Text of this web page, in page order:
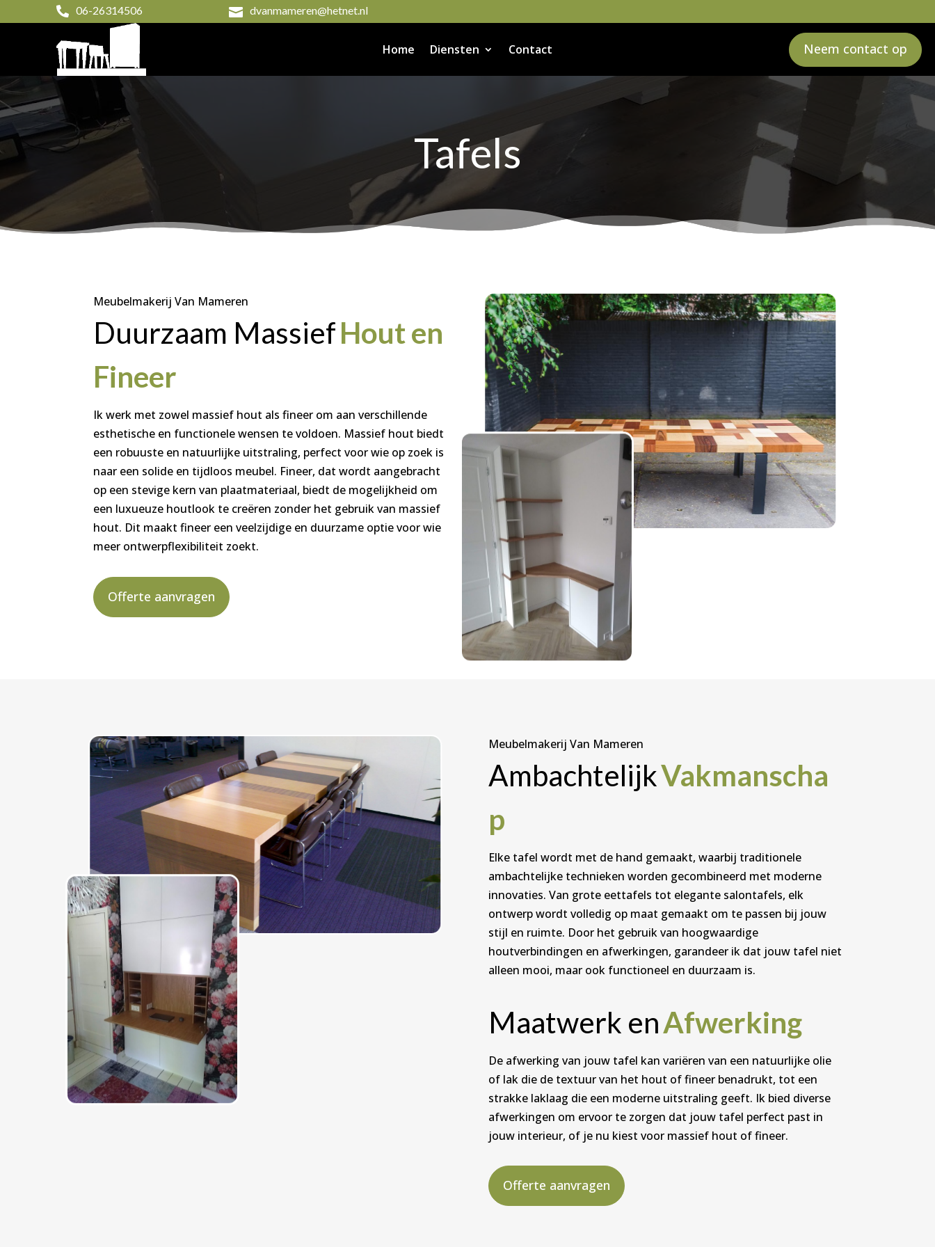
 06-26314506  dvanmameren@hetnet.nl
Home Diensten Contact Neem contact op
Tafels
Meubelmakerij Van Mameren
Duurzaam MassiefHout en
Fineer
Ik werk met zowel massief hout als fineer om aan verschillende
esthetische en functionele wensen te voldoen. Massief hout biedt
een robuuste en natuurlijke uitstraling, perfect voor wie op zoek is
naar een solide en tijdloos meubel. Fineer, dat wordt aangebracht
op een stevige kern van plaatmateriaal, biedt de mogelijkheid om
een luxueuze houtlook te creëren zonder het gebruik van massief
hout. Dit maakt fineer een veelzijdige en duurzame optie voor wie
meer ontwerpflexibiliteit zoekt.
Offerte aanvragen
Meubelmakerij Van Mameren
AmbachtelijkVakmanscha
p
Elke tafel wordt met de hand gemaakt, waarbij traditionele
ambachtelijke technieken worden gecombineerd met moderne
innovaties. Van grote eettafels tot elegante salontafels, elk
ontwerp wordt volledig op maat gemaakt om te passen bij jouw
stijl en ruimte. Door het gebruik van hoogwaardige
houtverbindingen en afwerkingen, garandeer ik dat jouw tafel niet
alleen mooi, maar ook functioneel en duurzaam is.
Maatwerk enAfwerking
De afwerking van jouw tafel kan variëren van een natuurlijke olie
of lak die de textuur van het hout of fineer benadrukt, tot een
strakke laklaag die een moderne uitstraling geeft. Ik bied diverse
afwerkingen om ervoor te zorgen dat jouw tafel perfect past in
jouw interieur, of je nu kiest voor massief hout of fineer.
Offerte aanvragen